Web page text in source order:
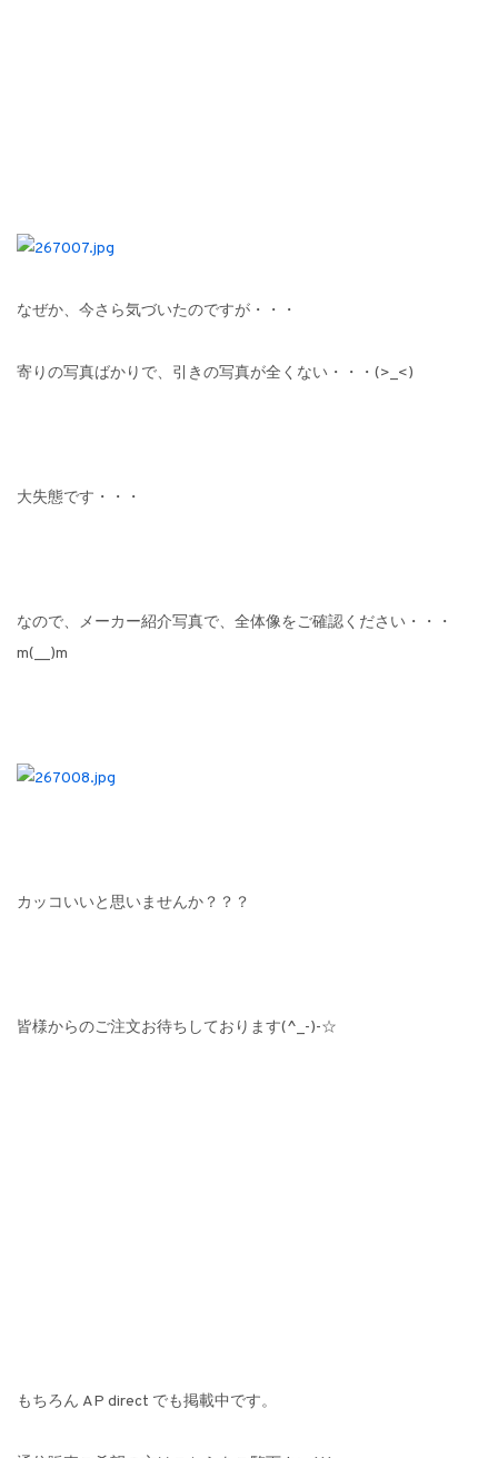
なぜか、今さら気づいたのですが・・・
寄りの写真ばかりで、引きの写真が全くない・・・(>_<)
大失態です・・・
なので、メーカー紹介写真で、全体像をご確認ください・・・
m(__)m
カッコいいと思いませんか？？？
皆様からのご注文お待ちしております(^_-)-☆
もちろん AP direct でも掲載中です。